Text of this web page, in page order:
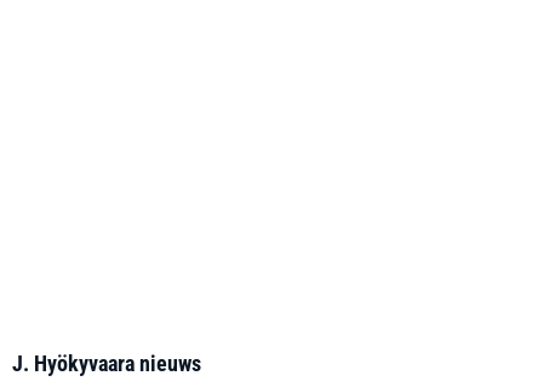
J. Hyökyvaara nieuws